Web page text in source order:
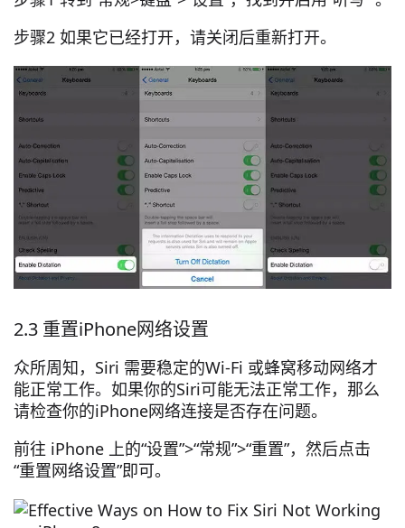
步骤2 如果它已经打开，请关闭后重新打开。
2.3 重置iPhone网络设置
众所周知，Siri 需要稳定的Wi-Fi 或蜂窝移动网络才
能正常工作。如果你的Siri可能无法正常工作，那么
请检查你的iPhone网络连接是否存在问题。
前往 iPhone 上的“设置”>“常规”>“重置”，然后点击
“重置网络设置”即可。